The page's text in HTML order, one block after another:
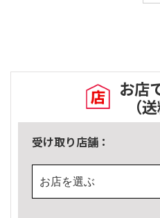
お店
（
受け取り店舗：
お店を選ぶ